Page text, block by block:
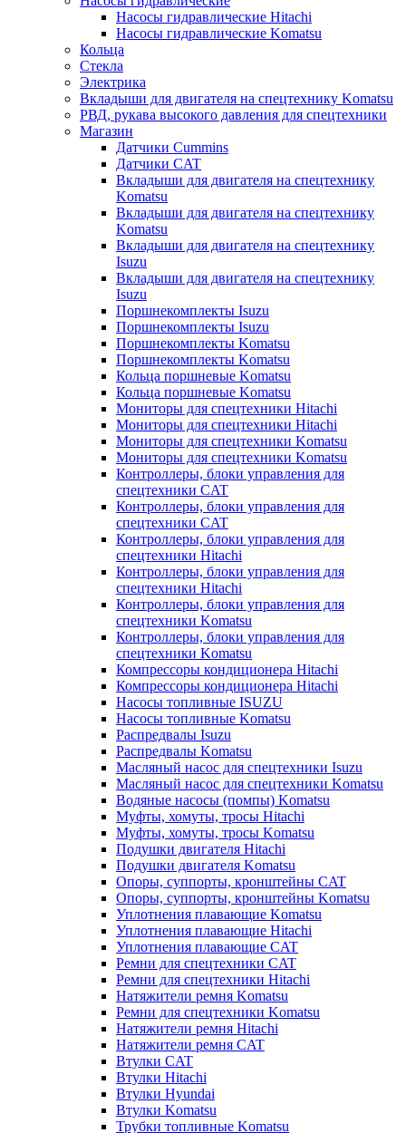
Насосы гидравлические Hitachi
Насосы гидравлические Komatsu
Кольца
Стекла
Электрика
Вкладыши для двигателя на спецтехнику Komatsu
РВД, рукава высокого давления для спецтехники
Магазин
Датчики Cummins
Датчики CAT
Вкладыши для двигателя на спецтехнику
Komatsu
Вкладыши для двигателя на спецтехнику
Komatsu
Вкладыши для двигателя на спецтехнику
Isuzu
Вкладыши для двигателя на спецтехнику
Isuzu
Поршнекомплекты Isuzu
Поршнекомплекты Isuzu
Поршнекомплекты Komatsu
Поршнекомплекты Komatsu
Кольца поршневые Komatsu
Кольца поршневые Komatsu
Мониторы для спецтехники Hitachi
Мониторы для спецтехники Hitachi
Мониторы для спецтехники Komatsu
Мониторы для спецтехники Komatsu
Контроллеры, блоки управления для
спецтехники CAT
Контроллеры, блоки управления для
спецтехники CAT
Контроллеры, блоки управления для
спецтехники Hitachi
Контроллеры, блоки управления для
спецтехники Hitachi
Контроллеры, блоки управления для
спецтехники Komatsu
Контроллеры, блоки управления для
спецтехники Komatsu
Компрессоры кондиционера Hitachi
Компрессоры кондиционера Hitachi
Насосы топливные ISUZU
Насосы топливные Komatsu
Распредвалы Isuzu
Распредвалы Komatsu
Масляный насос для спецтехники Isuzu
Масляный насос для спецтехники Komatsu
Водяные насосы (помпы) Komatsu
Муфты, хомуты, тросы Hitachi
Муфты, хомуты, тросы Komatsu
Подушки двигателя Hitachi
Подушки двигателя Komatsu
Опоры, суппорты, кронштейны CAT
Опоры, суппорты, кронштейны Komatsu
Уплотнения плавающие Komatsu
Уплотнения плавающие Hitachi
Уплотнения плавающие CAT
Ремни для спецтехники CAT
Ремни для спецтехники Hitachi
Натяжители ремня Komatsu
Ремни для спецтехники Komatsu
Натяжители ремня Hitachi
Натяжители ремня CAT
Втулки CAT
Втулки Hitachi
Втулки Hyundai
Втулки Komatsu
Трубки топливные Komatsu